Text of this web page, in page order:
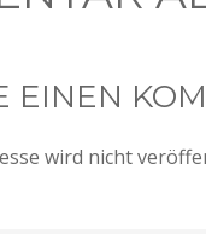
EINEN
wird nicht